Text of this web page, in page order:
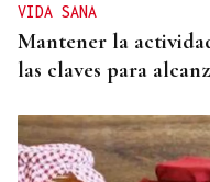
VIDA SANA
Mantener la
las claves para